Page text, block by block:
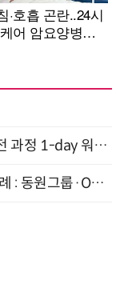
UX 기획·DESIGN.md 설계·AI 구현 전 과정 1-day 워크숍 with Claude Code·Codex 9월 15일 개최
B2B에서 B2C까지, 현장 실제 운영사례 : 동원그룹·OCI·다이닝브랜즈그룹·당근 (8/27)